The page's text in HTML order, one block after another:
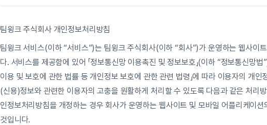
팀윙크 주식회사 개인정보처리방침
팀윙크 서비스(이하 “서비스”)는 팀윙크 주식회사(이하 “회사”)가 운영하는 웹사이
다. 서비스를 제공함에 있어 「정보통신망 이용촉진 및 정보보호」(이하 “정보통신망법”),
이용 및 보호에 관한 법률 등 개인정보 보호에 관한 관련 법령」에 따라 이용자의 개인
(신용)정보와 관련한 이용자의 고충을 원활하게 처리할 수 있도록 다음과 같은 처리
인정보처리방침을 개정하는 경우 회사가 운영하는 웹사이트 및 모바일 어플리케이
것입니다.